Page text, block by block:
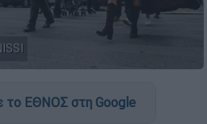
το ΕΘΝΟΣ στη Google